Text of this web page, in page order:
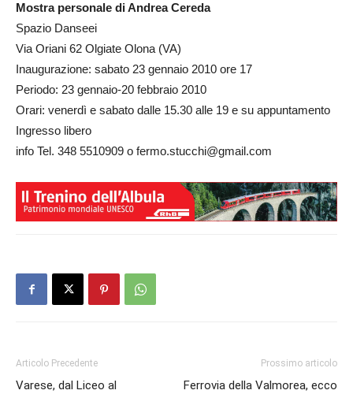
Mostra personale di Andrea Cereda
Spazio Danseei
Via Oriani 62 Olgiate Olona (VA)
Inaugurazione: sabato 23 gennaio 2010 ore 17
Periodo: 23 gennaio-20 febbraio 2010
Orari: venerdì e sabato dalle 15.30 alle 19 e su appuntamento
Ingresso libero
info Tel. 348 5510909 o fermo.stucchi@gmail.com
Articolo Precedente
Varese, dal Liceo al
Prossimo articolo
Ferrovia della Valmorea, ecco